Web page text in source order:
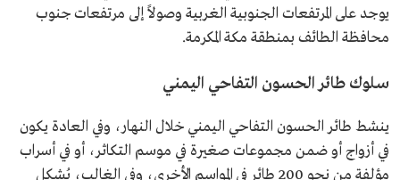
يوجد على المرتفعات الجنوبية الغربية وصولاً إلى مرتفعات جنوب
محافظة الطائف بمنطقة مكة المكرمة.
سلوك طائر الحسون التفاحي اليمني
ينشط طائر الحسون التفاحي اليمني خلال النهار، وفي العادة يكون
في أزواج أو ضمن مجموعات صغيرة في موسم التكاثر، أو في أسراب
مؤلفة من نحو 200 طائر في المواسم الأخرى، وفي الغالب، يُشكل